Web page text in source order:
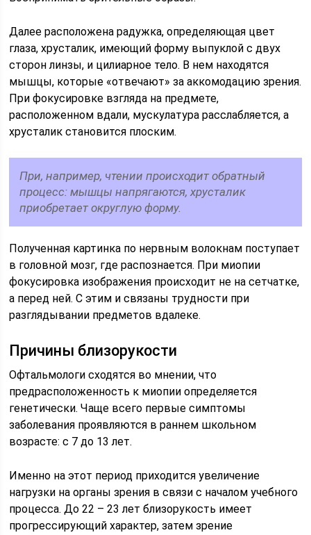
Далее расположена радужка, определяющая цвет
глаза, хрусталик, имеющий форму выпуклой с двух
сторон линзы, и цилиарное тело. В нем находятся
мышцы, которые «отвечают» за аккомодацию зрения.
При фокусировке взгляда на предмете,
расположенном вдали, мускулатура расслабляется, а
хрусталик становится плоским.
При, например, чтении происходит обратный
процесс: мышцы напрягаются, хрусталик
приобретает округлую форму.
Полученная картинка по нервным волокнам поступает
в головной мозг, где распознается. При миопии
фокусировка изображения происходит не на сетчатке,
а перед ней. С этим и связаны трудности при
разглядывании предметов вдалеке.
Причины близорукости
Офтальмологи сходятся во мнении, что
предрасположенность к миопии определяется
генетически. Чаще всего первые симптомы
заболевания проявляются в раннем школьном
возрасте: с 7 до 13 лет.
Именно на этот период приходится увеличение
нагрузки на органы зрения в связи с началом учебного
процесса. До 22 – 23 лет близорукость имеет
прогрессирующий характер, затем зрение